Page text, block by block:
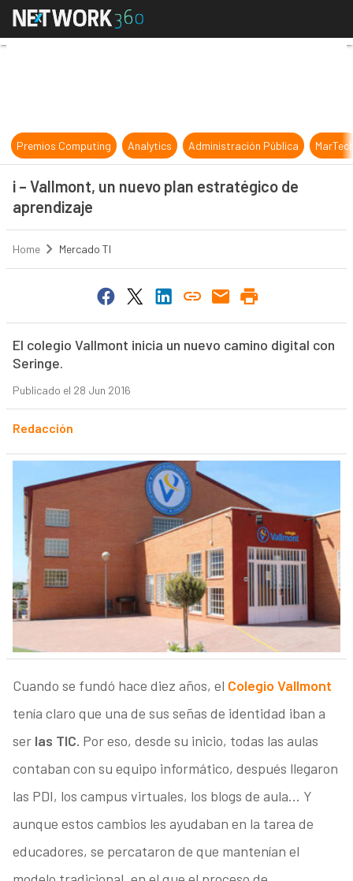
i – Vallmont, un nuevo plan
Premios Computing Analytics Administración Pública
i – Vallmont, un nuevo plan estratégico de
aprendizaje
Home Mercado TI
El colegio Vallmont inicia un nuevo camino digital con
Seringe.
Publicado el 28 Jun 2016
Redacción
Cuando se fundó hace diez años, el Colegio Vallmont
tenía claro que una de sus señas de identidad iban a
ser las TIC. Por eso, desde su inicio, todas las aulas
contaban con su equipo informático, después llegaron
las PDI, los campus virtuales, los blogs de aula… Y
aunque estos cambios les ayudaban en la tarea de
educadores, se percataron de que mantenían el